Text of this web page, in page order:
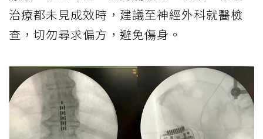
治療都未見成效時，建議至神經外科就醫檢
查，切勿尋求偏方，避免傷身。